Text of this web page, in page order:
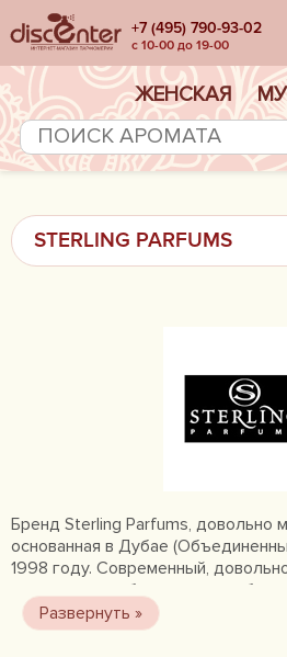
+7 (495) 790-93-02
с 10-00 до 19-00
ЖЕНСКАЯ
STERLING PARFUMS
Бренд Sterling Parfums, довольно
основанная в Дубае
1998 году. Современный,
подход, очень быстро вывел
парфюмерного производства на
предлагая современные, яркие и